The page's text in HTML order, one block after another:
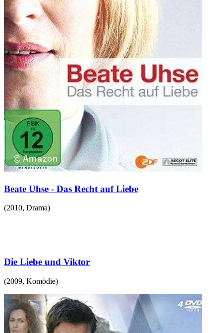
Beate Uhse - Das Recht auf Liebe
(2010, Drama)
Die Liebe und Viktor
(2009, Komödie)